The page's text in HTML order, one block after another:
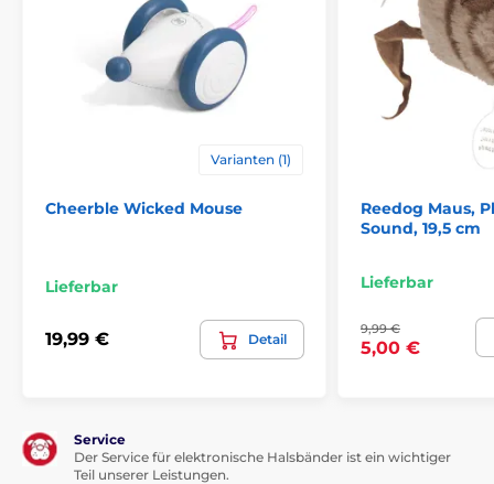
Varianten (1)
Cheerble Wicked Mouse
Lieferbar
19,99 € Detail
Reedog Maus,
Sound, 19,5 cm
Lieferbar
9,99 €
5,00 €
Service
Der Service für elektronische Halsbänder ist ein wichtiger
Teil unserer Leistungen.